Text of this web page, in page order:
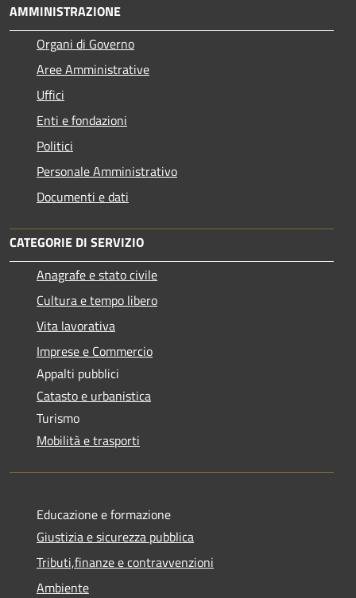
AMMINISTRAZIONE
Organi di Governo
Aree Amministrative
Uffici
Enti e fondazioni
Politici
Personale Amministrativo
Documenti e dati
CATEGORIE DI SERVIZIO
Anagrafe e stato civile
Cultura e tempo libero
Vita lavorativa
Imprese e Commercio
Appalti pubblici
Catasto e urbanistica
Turismo
Mobilità e trasporti
Educazione e formazione
Giustizia e sicurezza pubblica
Tributi,finanze e contravvenzioni
Ambiente